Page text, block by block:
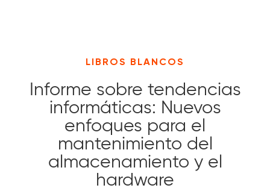
LIBROS BLANCOS
Informe sobre tendencias
informáticas: Nuevos
enfoques para el
mantenimiento del
almacenamiento y el
hardware